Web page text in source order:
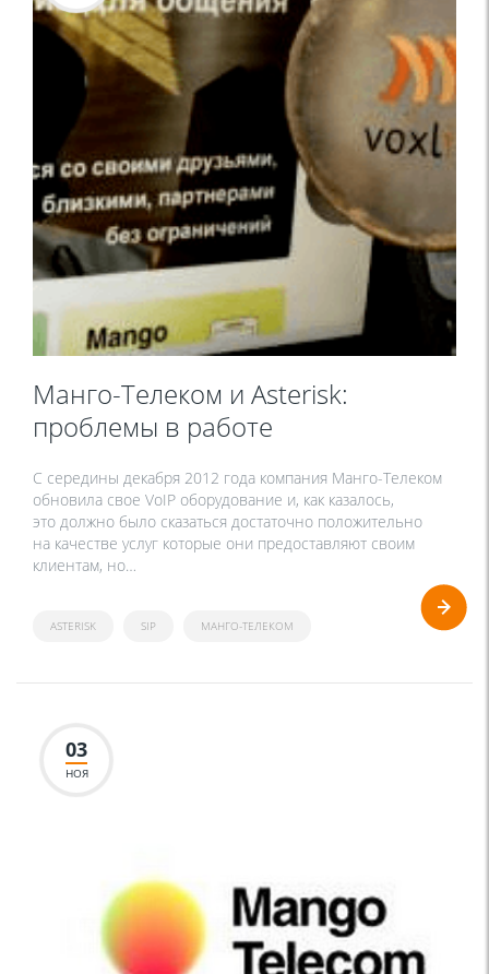
Манго-Телеком и Asterisk:
проблемы в работе
С середины декабря 2012 года компания Манго-Телеком
обновила свое VoIP оборудование и, как казалось,
это должно было сказаться достаточно положительно
на качестве услуг которые они предоставляют своим
клиентам, но…
ASTERISK SIP МАНГО-ТЕЛЕКОМ
03
НОЯ